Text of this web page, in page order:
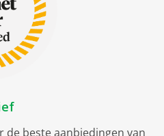
de beste aanbiedingen van